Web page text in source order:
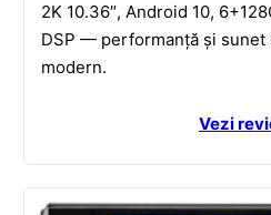
2K 10.36″, Android 10,
DSP — performanță și
modern.
Vezi